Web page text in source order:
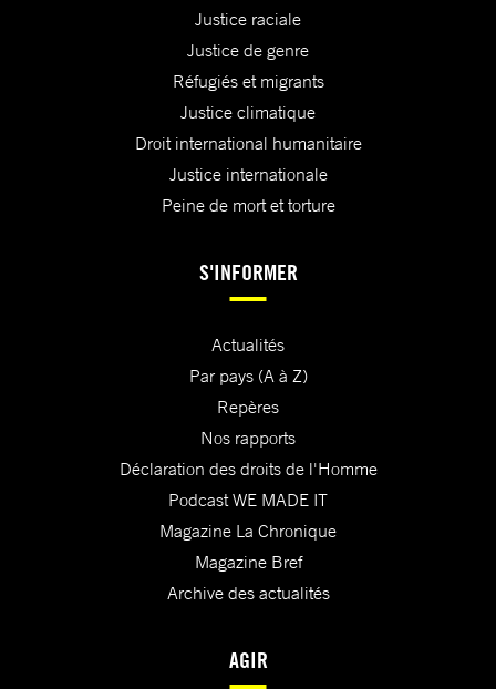
Justice raciale
Justice de genre
Réfugiés et migrants
Justice climatique
Droit international humanitaire
Justice internationale
Peine de mort et torture
S'INFORMER
Actualités
Par pays (A à Z)
Repères
Nos rapports
Déclaration des droits de l'Homme
Podcast WE MADE IT
Magazine La Chronique
Magazine Bref
Archive des actualités
AGIR